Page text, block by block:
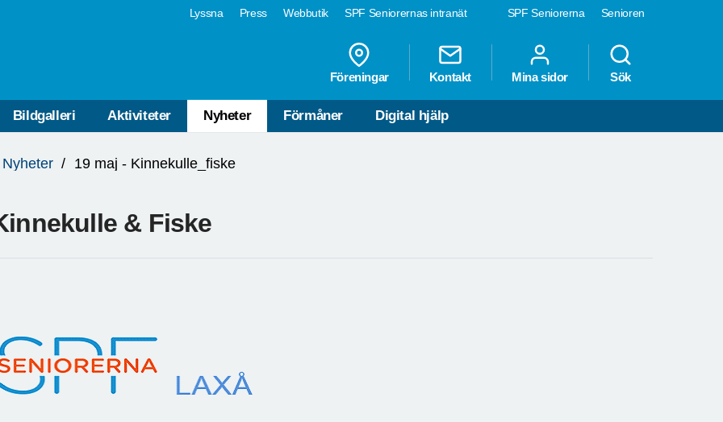
SPF Seniorerna Senioren
Lyssna Press Webbutik SPF Seniorernas intranät
Föreningar Kontakt Mina sidor Sök
Bildgalleri Aktiviteter Nyheter Förmåner Digital hjälp
Nyheter 19 maj - Kinnekulle_fiske
& Fiske